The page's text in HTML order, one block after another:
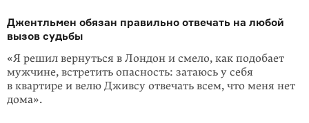
Джентльмен обязан правильно отвечать на любой
вызов судьбы
«Я решил вернуться в Лондон и смело, как подобает
мужчине, встретить опасность: затаюсь у себя
в квартире и велю Дживсу отвечать всем, что меня нет
дома».